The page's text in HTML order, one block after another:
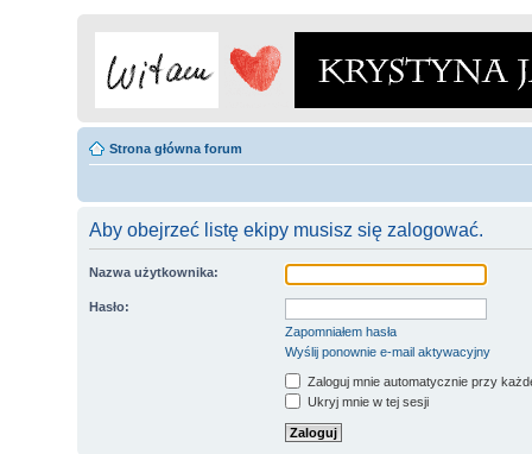
Strona główna forum
Aby obejrzeć listę ekipy musisz się zalogować.
Nazwa użytkownika:
Hasło:
Zapomniałem hasła
Wyślij ponownie e-mail aktywacyjny
Zaloguj mnie automatycznie przy
Ukryj mnie w tej sesji